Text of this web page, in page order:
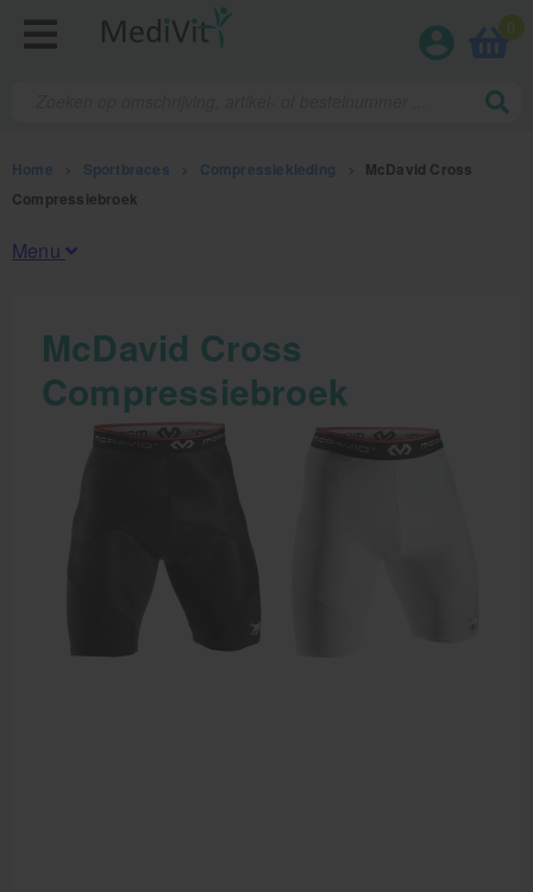
0
Home Sportbraces Compressiekleding
McDavid Cross
Compressiebroek
Menu
Fysiotherapieproducten
Verbruiksmaterialen
Massage
Elleboogbrace
McDavid Cross
Compressiebroek